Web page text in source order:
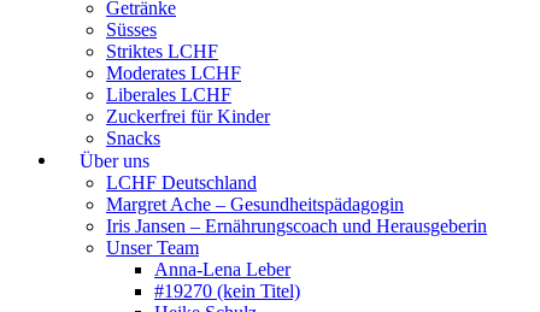
Getränke
Süsses
Striktes LCHF
Moderates LCHF
Liberales LCHF
Zuckerfrei für Kinder
Snacks
Über uns
LCHF Deutschland
Margret Ache – Gesundheitspädagogin
Iris Jansen – Ernährungscoach und Herausgeberin
Unser Team
Anna-Lena Leber
#19270 (kein Titel)